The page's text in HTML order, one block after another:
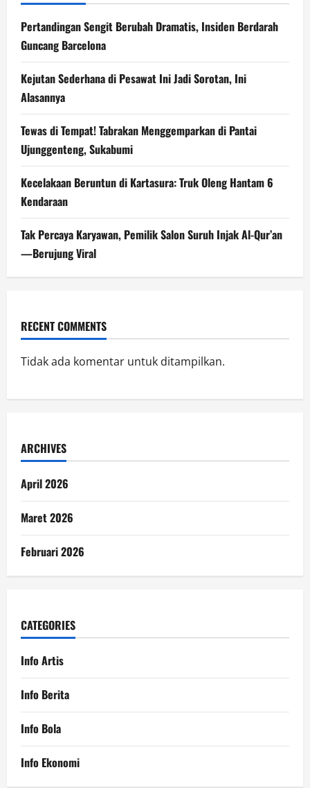
Pertandingan Sengit Berubah Dramatis, Insiden Berdarah
Guncang Barcelona
Kejutan Sederhana di Pesawat Ini Jadi Sorotan, Ini
Alasannya
Tewas di Tempat! Tabrakan Menggemparkan di Pantai
Ujunggenteng, Sukabumi
Kecelakaan Beruntun di Kartasura: Truk Oleng Hantam 6
Kendaraan
Tak Percaya Karyawan, Pemilik Salon Suruh Injak Al-Qur’an
—Berujung Viral
RECENT COMMENTS
Tidak ada komentar untuk ditampilkan.
ARCHIVES
April 2026
Maret 2026
Februari 2026
CATEGORIES
Info Artis
Info Berita
Info Bola
Info Ekonomi